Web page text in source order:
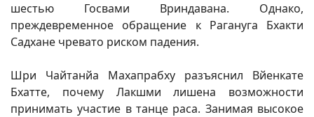
шестью Госвами Вриндавана. Однако,
преждевременное обращение к Рагануга Бхакти
Садхане чревато риском падения.
Шри Чайтанйа Махапрабху разъяснил Вйенкате
Бхатте, почему Лакшми лишена возможности
принимать участие в танце раса. Занимая высокое